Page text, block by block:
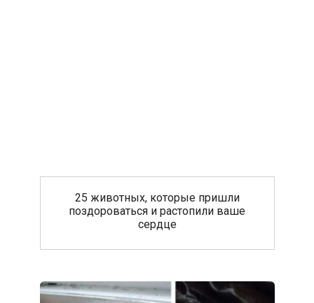
25 животных, которые пришли
поздороваться и растопили ваше
сердце